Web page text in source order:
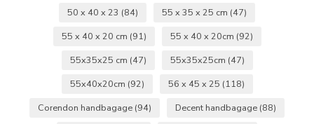
50 x 40 x 23 (84) 55 x 35 x 25 cm (47)
55 x 40 x 20 cm (91) 55 x 40 x 20cm (92)
55x35x25 cm (47) 55x35x25cm (47)
55x40x20cm (92) 56 x 45 x 25 (118)
Corendon handbagage (94) Decent handbagage (88)